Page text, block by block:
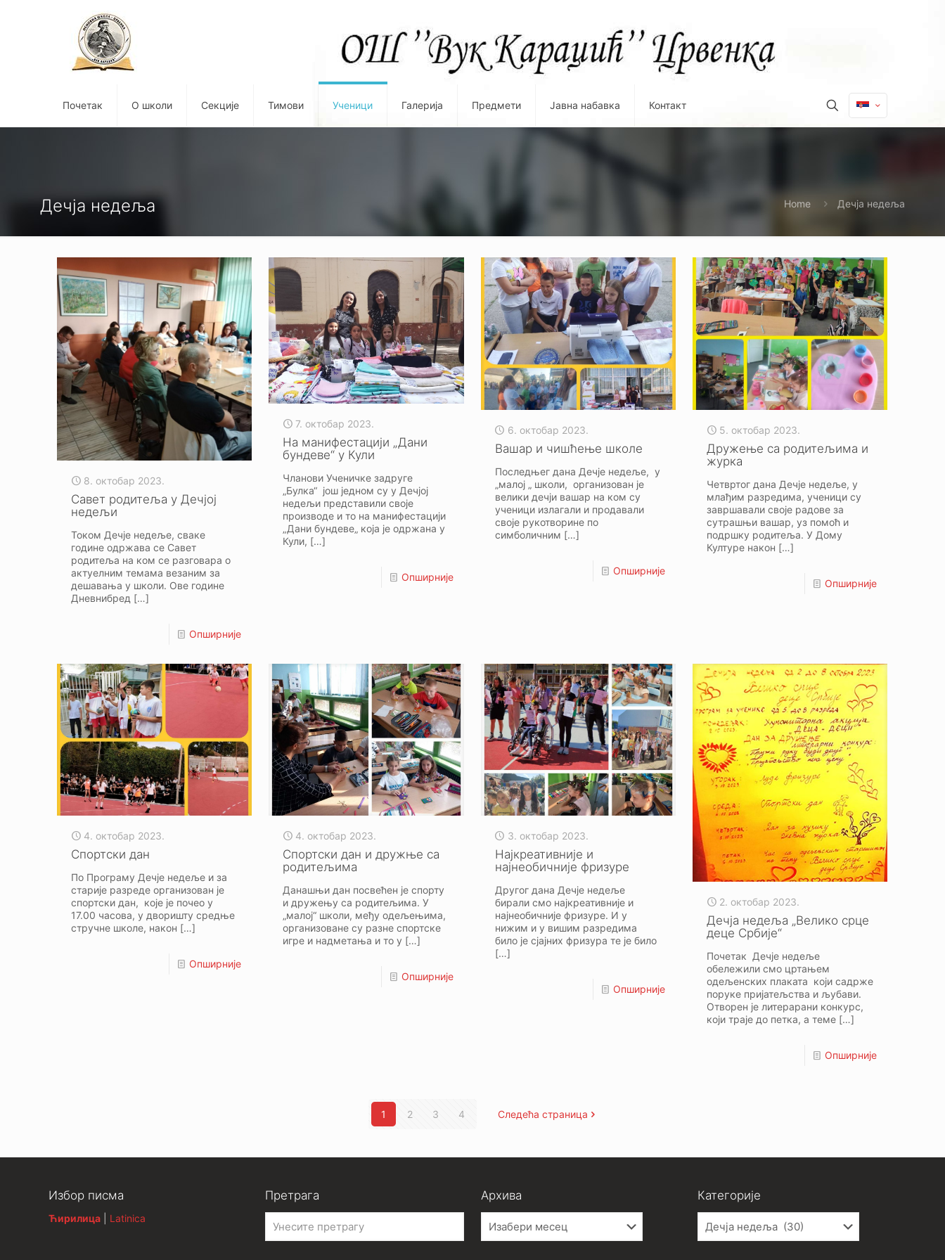
Почетак О школи Секције Тимови Ученици Галерија Предмети Јавна набавка Контакт
Дечја недеља Home Дечја недеља
8. октобар 2023.
Савет родитеља у Дечјој
недељи
Током Дечје недеље, сваке
године одржава се Савет
родитеља на ком се разговара о
актуелним темама везаним за
дешавања у школи. Ове године
Дневнибред […]
Опширније
7. октобар 2023.
На манифестацији „Дани
бундеве“ у Кули
Чланови Ученичке задругe
„Булка“ још једном су у Дечјој
недељи представили своје
производе и то на манифестацији
„Дани бундеве„ која је одржана у
Кули, […]
Опширније
6. октобар 2023.
Вашар и чишћење школе
Последњег дана Дечје недеље, у
„малој „ школи, организован је
велики дечји вашар на ком су
ученици излагали и продавали
своје рукотворине по
симболичним […]
Опширније
5. октобар 2023.
Дружење са родитељима и
журка
Четвртог дана Дечје недеље, у
млађим разредима, ученици су
завршавали своје радове за
сутрашњи вашар, уз помоћ и
подршку родитеља. У Дому
Културе након […]
Опширније
4. октобар 2023.
Спортски дан
По Програму Дечје недеље и за
старије разреде организован је
спортски дан, које је почео у
17.00 часова, у дворишту средње
стручне школе, након […]
Опширније
4. октобар 2023.
Спортски дан и дружње са
родитељима
Данашњи дан посвећен је спорту
и дружењу са родитељима. У
„малој“ школи, међу одељењима,
организоване су разне спортске
игре и надметања и то у […]
Опширније
3. октобар 2023.
Најкреативније и
најнеобичније фризуре
Другог дана Дечје недеље
бирали смо најкреативније и
најнеобичније фризуре. И у
нижим и у вишим разредима
било је сјајних фризура те је било
[…]
Опширније
2. октобар 2023.
Дечја недеља „Велико срце
деце Србије“
Почетак Дечје недеље
обележили смо цртањем
одељенских плаката који садрже
поруке пријатељства и љубави.
Отворен је литерарани конкурс,
који траје до петка, а теме […]
Опширније
1 2 3 4 Следећа страница
Избор писма
Ћирилица Latinica
Претрага Архива Категорије